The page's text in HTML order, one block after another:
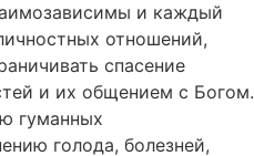
и каждый
отношений,
спасение
и их общением с Богом.
гуманных
голода, болезней,